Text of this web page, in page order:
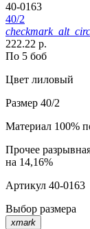
40-0163
40/2
222.22 р.
По 5 боб
Цвет лиловый
Размер 40/2
Материал 100%
Прочее
на 14,16%
Артикул 40-0163
Выбор размера
xmark